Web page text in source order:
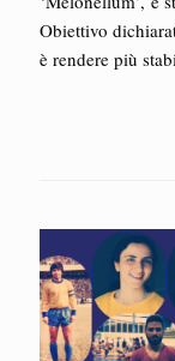
Obiettivo
è rendere più